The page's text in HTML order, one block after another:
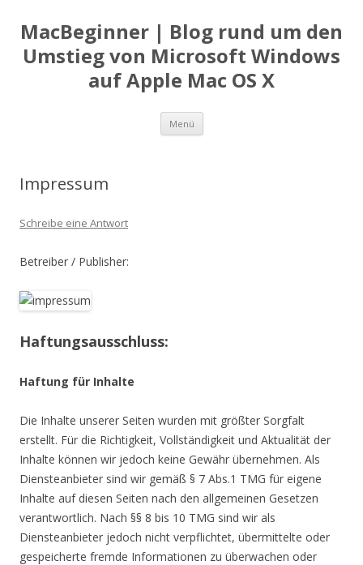
MacBeginner | Blog rund um den
Umstieg von Microsoft Windows
auf Apple Mac OS X
Menü Zum
springen
Impressum
Schreibe eine Antwort
Betreiber / Publisher:
Haftungsausschluss:
Haftung für Inhalte
Die Inhalte unserer Seiten wurden mit größter Sorgfalt
erstellt. Für die Richtigkeit, Vollständigkeit und Aktualität der
Inhalte können wir jedoch keine Gewähr übernehmen. Als
Diensteanbieter sind wir gemäß § 7 Abs.1 TMG für eigene
Inhalte auf diesen Seiten nach den allgemeinen Gesetzen
verantwortlich. Nach §§ 8 bis 10 TMG sind wir als
Diensteanbieter jedoch nicht verpflichtet, übermittelte oder
gespeicherte fremde Informationen zu überwachen oder